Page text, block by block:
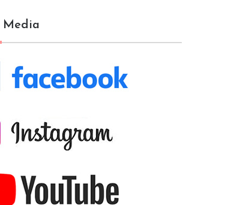
Media